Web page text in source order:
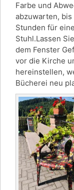
Farbe und
abzuwarten,
Stunden für
Stuhl.Lassen
dem Fenster
vor die Kirche
hereinstellen,
Bücherei neu